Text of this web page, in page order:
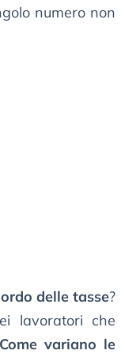
numero non
delle tasse?
lavoratori che
Come variano le